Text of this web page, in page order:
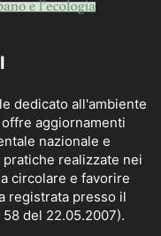
dedicato all'ambiente
aggiornamenti
nazionale e
realizzate nei
circolare e favorire
registrata presso il
del 22.05.2007).